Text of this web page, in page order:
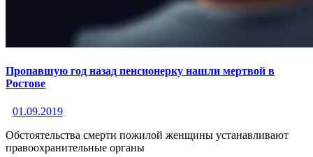
Пропавшую год назад пенсионерку нашли мертвой в
Ростове
01.09.2019
Обстоятельства смерти пожилой женщины устанавливают
правоохранительные органы